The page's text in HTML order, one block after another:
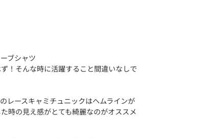
ブシャツ
！そんな時に活躍すること間違いなしで
レースキャミチュニックはヘムラインが
時の見え感がとても綺麗なのがオススメ